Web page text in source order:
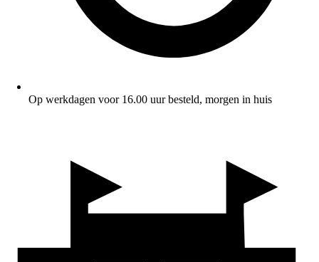
Op werkdagen voor 16.00 uur besteld, morgen in huis